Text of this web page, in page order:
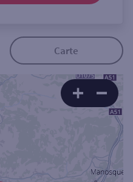
Carte